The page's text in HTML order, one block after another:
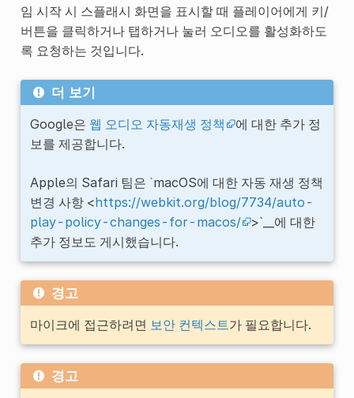
임 시작 시 스플래시 화면을 표시할 때 플레이어에게 키/
버튼을 클릭하거나 탭하거나 눌러 오디오를 활성화하도
록 요청하는 것입니다.
더 보기
Google은 웹 오디오 자동재생 정책
에 대한 추가 정
보를 제공합니다.
Apple의 Safari 팀은 `macOS에 대한 자동 재생 정책
변경 사항 <https://webkit.org/blog/7734/auto-
play-policy-changes-for-macos/
>`__에 대한
추가 정보도 게시했습니다.
경고
마이크에 접근하려면 보안 컨텍스트가 필요합니다.
경고